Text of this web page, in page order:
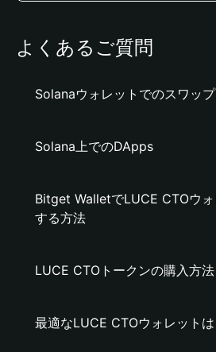
よくあるご質問
Solanaウォレットでのスワップ
Solana上でのDApps
Bitget WalletでLUCE CTOウ
する方法
LUCE CTOトークンの購入方法
最適なLUCE CTOウォレットは